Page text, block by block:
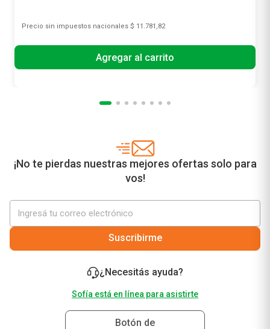
Precio sin impuestos nacionales $ 11.781,82
Agregar al carrito
¡No te pierdas nuestras mejores ofertas solo para
vos!
Suscribirme
¿Necesitás ayuda?
Sofía está en línea para asistirte
Botón de